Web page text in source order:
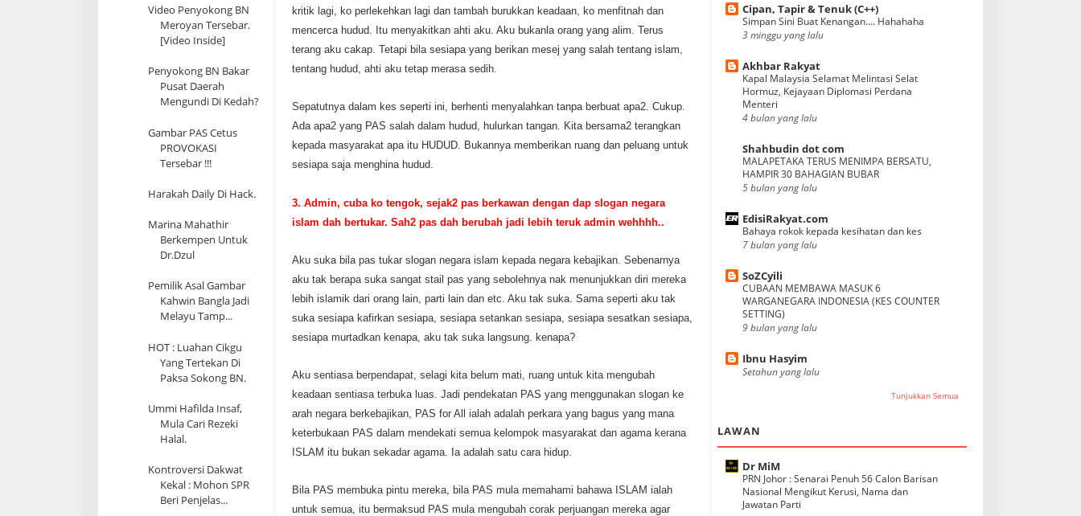
Video Penyokong BN
Meroyan Tersebar.
[Video Inside]
Penyokong BN Bakar
Pusat Daerah
Mengundi Di Kedah?
Gambar PAS Cetus
PROVOKASI
Tersebar !!!
Harakah Daily Di Hack.
Marina Mahathir
Berkempen Untuk
Dr.Dzul
Pemilik Asal Gambar
Kahwin Bangla Jadi
Melayu Tamp...
HOT : Luahan Cikgu
Yang Tertekan Di
Paksa Sokong BN.
Ummi Hafilda Insaf,
Mula Cari Rezeki
Halal.
Kontroversi Dakwat
Kekal : Mohon SPR
Beri Penjelas...
kritik lagi, ko perlekehkan lagi dan tambah burukkan keadaan, ko menfitnah dan
mencerca hudud. Itu menyakitkan ahti aku. Aku bukanla orang yang alim. Terus
terang aku cakap. Tetapi bila sesiapa yang berikan mesej yang salah tentang islam,
tentang hudud, ahti aku tetap merasa sedih.
Sepatutnya dalam kes seperti ini, berhenti menyalahkan tanpa berbuat apa2. Cukup.
Ada apa2 yang PAS salah dalam hudud, hulurkan tangan. Kita bersama2 terangkan
kepada masyarakat apa itu HUDUD. Bukannya memberikan ruang dan peluang untuk
sesiapa saja menghina hudud.
3. Admin, cuba ko tengok, sejak2 pas berkawan dengan dap slogan negara
islam dah bertukar. Sah2 pas dah berubah jadi lebih teruk admin wehhhh..
Aku suka bila pas tukar slogan negara islam kepada negara kebajikan. Sebenarnya
aku tak berapa suka sangat stail pas yang sebolehnya nak menunjukkan diri mereka
lebih islamik dari orang lain, parti lain dan etc. Aku tak suka. Sama seperti aku tak
suka sesiapa kafirkan sesiapa, sesiapa setankan sesiapa, sesiapa sesatkan sesiapa,
sesiapa murtadkan kenapa, aku tak suka langsung. kenapa?
Aku sentiasa berpendapat, selagi kita belum mati, ruang untuk kita mengubah
keadaan sentiasa terbuka luas. Jadi pendekatan PAS yang menggunakan slogan ke
arah negara berkebajikan, PAS for All ialah adalah perkara yang bagus yang mana
keterbukaan PAS dalam mendekati semua kelompok masyarakat dan agama kerana
ISLAM itu bukan sekadar agama. Ia adalah satu cara hidup.
Bila PAS membuka pintu mereka, bila PAS mula memahami bahawa ISLAM ialah
untuk semua, itu bermaksud PAS mula mengubah corak perjuangan mereka agar
Cipan, Tapir & Tenuk (C++)
Simpan Sini Buat Kenangan.... Hahahaha
3 minggu yang lalu
Akhbar Rakyat
Kapal Malaysia Selamat Melintasi Selat
Hormuz, Kejayaan Diplomasi Perdana
Menteri
4 bulan yang lalu
Shahbudin dot com
MALAPETAKA TERUS MENIMPA BERSATU,
HAMPIR 30 BAHAGIAN BUBAR
5 bulan yang lalu
EdisiRakyat.com
Bahaya rokok kepada kesihatan dan kes
7 bulan yang lalu
SoZCyili
CUBAAN MEMBAWA MASUK 6
WARGANEGARA INDONESIA (KES COUNTER
SETTING)
9 bulan yang lalu
Ibnu Hasyim
Setahun yang lalu
Tunjukkan Semua
LAWAN
Dr MiM
PRN Johor : Senarai Penuh 56 Calon Barisan
Nasional Mengikut Kerusi, Nama dan
Jawatan Parti